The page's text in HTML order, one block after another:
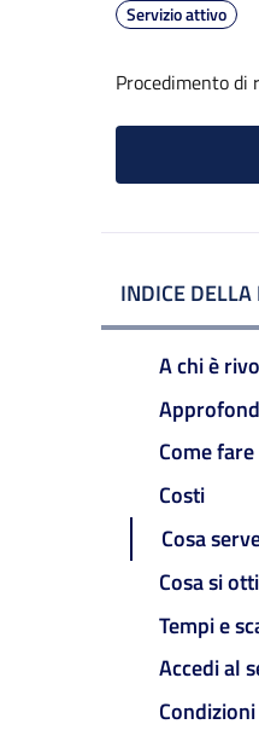
Servizio attivo
Procedimento di
INDICE
A chi è
Come fare
Costi
Cosa
Cosa si
Tempi e
Accedi al